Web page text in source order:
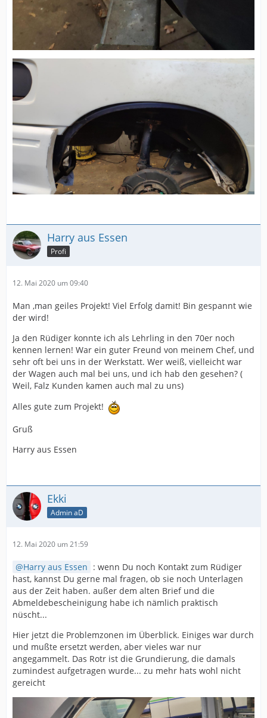
Harry aus Essen
Profi
12. Mai 2020 um 09:40
Man ,man geiles Projekt! Viel Erfolg damit! Bin gespannt wie
der wird!
Ja den Rüdiger konnte ich als Lehrling in den 70er noch
kennen lernen! War ein guter Freund von meinem Chef, und
sehr oft bei uns in der Werkstatt. Wer weiß, vielleicht war
der Wagen auch mal bei uns, und ich hab den gesehen? (
Weil, Falz Kunden kamen auch mal zu uns)
Alles gute zum Projekt!
Gruß
Harry aus Essen
Ekki
Admin aD
12. Mai 2020 um 21:59
Harry aus Essen : wenn Du noch Kontakt zum Rüdiger
hast, kannst Du gerne mal fragen, ob sie noch Unterlagen
aus der Zeit haben. außer dem alten Brief und die
Abmeldebescheinigung habe ich nämlich praktisch
nüscht...
Hier jetzt die Problemzonen im Überblick. Einiges war durch
und mußte ersetzt werden, aber vieles war nur
angegammelt. Das Rotr ist die Grundierung, die damals
zumindest aufgetragen wurde... zu mehr hats wohl nicht
gereicht